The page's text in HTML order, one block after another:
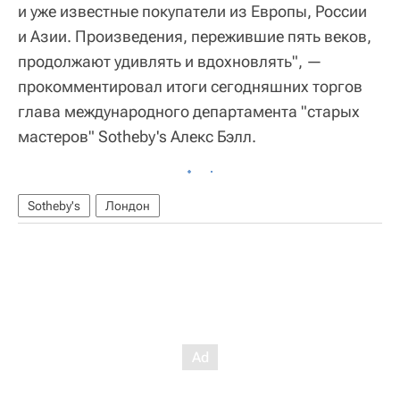
и уже известные покупатели из Европы, России
и Азии. Произведения, пережившие пять веков,
продолжают удивлять и вдохновлять", —
прокомментировал итоги сегодняшних торгов
глава международного департамента "старых
мастеров" Sotheby's Алекс Бэлл.
Sotheby's Лондон